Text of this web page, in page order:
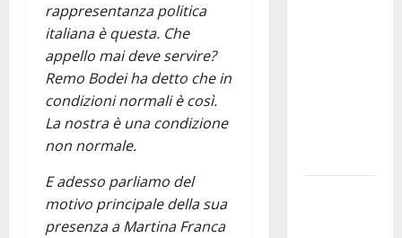
rappresentanza politica
italiana è questa. Che
appello mai deve servire?
Remo Bodei ha detto che in
condizioni normali è così.
La nostra è una condizione
non normale.
E adesso parliamo del
motivo principale della sua
presenza a Martina Franca